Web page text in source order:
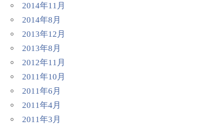
2014年11月
2014年8月
2013年12月
2013年8月
2012年11月
2011年10月
2011年6月
2011年4月
2011年3月